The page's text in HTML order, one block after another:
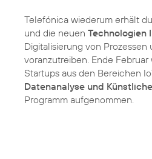
Telefónica wiederum erhält
und die neuen Technologien
Digitalisierung von
voranzutreiben. Ende
Startups aus den Bereichen
Datenanalyse und
Programm aufgenommen.